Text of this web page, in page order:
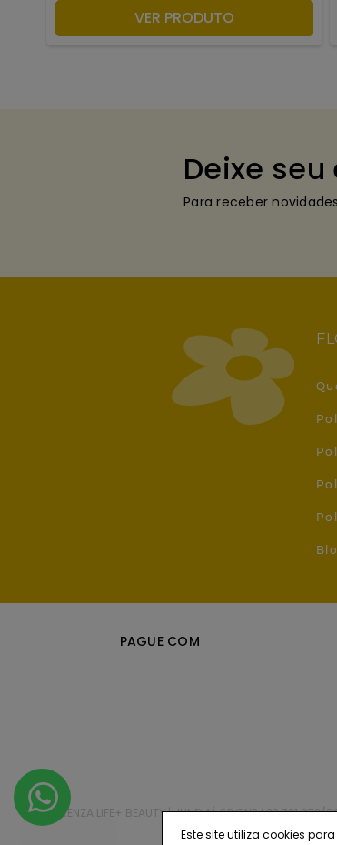
ADICIONAR À SACOLA
VER PRODUTO
Deixe
Para receber
PAGUE COM
FLORENZA LIFE+ BEAUTY | JUNDIAÍ, SP CNPJ 23.721.872/
Este site utiliza cookies